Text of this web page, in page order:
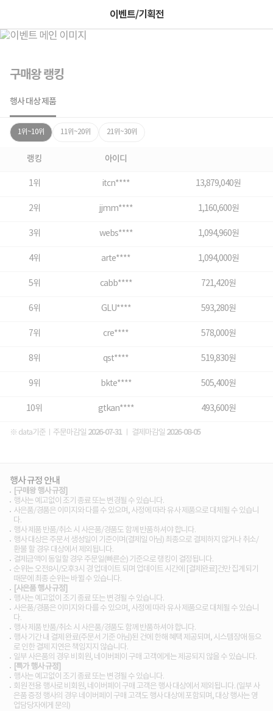
이벤트/기획전
구매왕 랭킹
행사 대상 제품
1위~10위 11위~20위 21위~30위
랭킹 아이디
1위 itcn**** 13,879,040원
2위 jjmm**** 1,160,600원
3위 webs**** 1,094,960원
4위 arte**** 1,094,000원
5위 cabb**** 721,420원
6위 GLU**** 593,280원
7위 cre**** 578,000원
8위 qst**** 519,830원
9위 bkte**** 505,400원
10위 gtkan**** 493,600원
※ data기준ㅣ주문마감일 2026-07-31ㅣ 결제마감일 2026-08-05
행사 규정 안내
[구매왕 행사 규정]
행사는 예고없이 조기 종료 또는 변경될 수 있습니다.
사은품/경품은 이미지와 다를 수 있으며, 사정에 따라 유사 제품으로 대체될 수 있습니
다.
행사 제품 반품/취소 시 사은품/경품도 함께 반품하셔야 합니다.
행사 대상은 주문서 생성일이 기준이며(결제일 아님) 최종으로 결제하지 않거나 취소/
환불 할 경우 대상에서 제외됩니다.
결제금액이 동일할 경우 주문일(빠른순) 기준으로 랭킹이 결정됩니다.
순위는 오전8시/오후3시 경 업데이트 되며 업데이트 시간에 [결제완료]건만 집계되기
때문에 최종 순위는 바뀔 수 있습니다.
[사은품 행사 규정]
행사는 예고없이 조기 종료 또는 변경될 수 있습니다.
사은품/경품은 이미지와 다를 수 있으며, 사정에 따라 유사 제품으로 대체될 수 있습니
다.
행사 제품 반품/취소 시 사은품/경품도 함께 반품하셔야 합니다.
행사 기간 내 결제 완료(주문서 기준 아님)된 건에 한해 혜택 제공되며, 시스템장애 등으
로 인한 결제 지연은 책임지지 않습니다.
일부 사은품의 경우 비회원, 네이버페이 구매 고객에게는 제공되지 않을 수 있습니다.
[특가 행사 규정]
행사는 예고없이 조기 종료 또는 변경될 수 있습니다.
회원 전용 행사로 비회원, 네이버페이 구매 고객은 행사 대상에서 제외됩니다. (일부 사
은품 증정 행사의 경우 네이버페이 구매 고객도 행사 대상에 포함되며, 대상 행사는 영
업담당자에게 문의)